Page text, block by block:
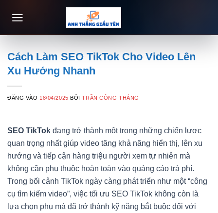
qua
Cách Làm SEO TikTok Cho Video Lên
Xu Hướng Nhanh
ĐĂNG VÀO 18/04/2025 BỞITRẦN CÔNG THẮNG
SEO TikTok đang trở thành một trong những chiến lược
quan trọng nhất giúp video tăng khả năng hiển thị, lên xu
hướng và tiếp cận hàng triệu người xem tự nhiên mà
không cần phụ thuộc hoàn toàn vào quảng cáo trả phí.
Trong bối cảnh TikTok ngày càng phát triển như một “công
cụ tìm kiếm video”, việc tối ưu SEO TikTok không còn là
lựa chọn phụ mà đã trở thành kỹ năng bắt buộc đối với